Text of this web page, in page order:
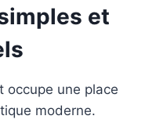
et
occupe une place
moderne.